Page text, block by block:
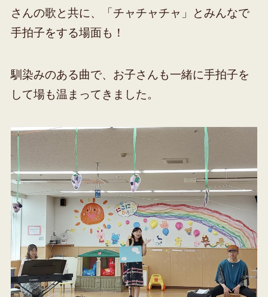
さんの歌と共に、「チャチャチャ」とみんなで
手拍子をする場面も！
馴染みのある曲で、お子さんも一緒に手拍子を
して場も温まってきました。